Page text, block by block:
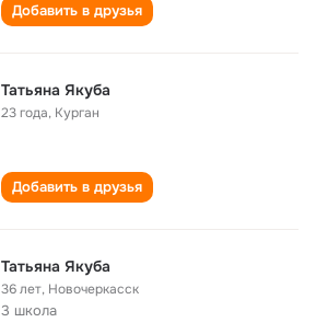
Добавить в друзья
Татьяна Якуба
23 года, Курган
Добавить в друзья
Татьяна Якуба
36 лет, Новочеркасск
3 школа